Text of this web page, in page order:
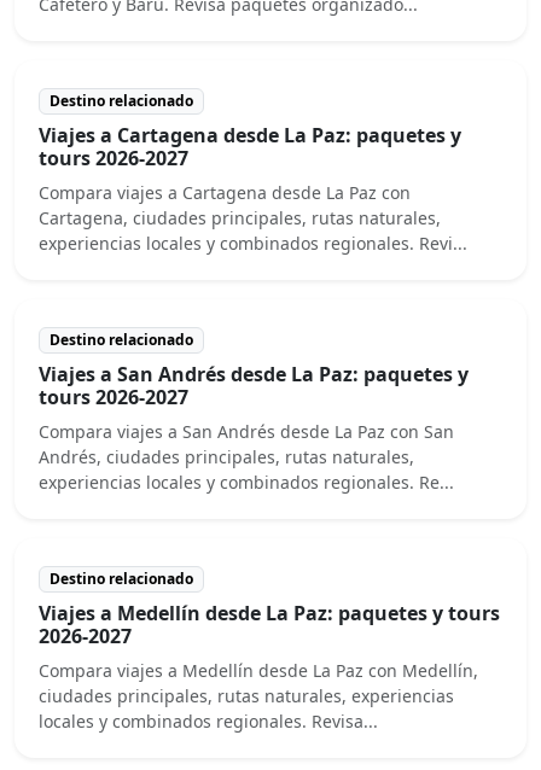
Destino relacionado
Viajes a Cartagena desde La Paz: paquetes y
tours 2026-2027
Compara viajes a Cartagena desde La Paz con
Cartagena, ciudades principales, rutas naturales,
experiencias locales y combinados regionales. Revi...
Destino relacionado
Viajes a San Andrés desde La Paz: paquetes y
tours 2026-2027
Compara viajes a San Andrés desde La Paz con San
Andrés, ciudades principales, rutas naturales,
experiencias locales y combinados regionales. Re...
Destino relacionado
Viajes a Medellín desde La Paz: paquetes y tours
2026-2027
Compara viajes a Medellín desde La Paz con Medellín,
ciudades principales, rutas naturales, experiencias
locales y combinados regionales. Revisa...